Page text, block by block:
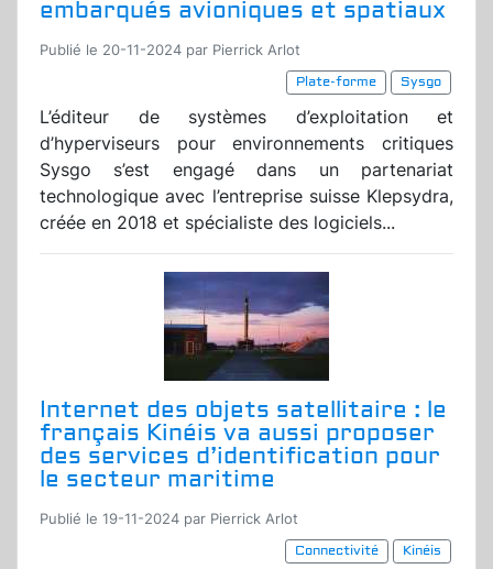
embarqués avioniques et spatiaux
Publié le 20-11-2024 par Pierrick Arlot
Plate-forme
Sysgo
L’éditeur de systèmes d’exploitation et
d’hyperviseurs pour environnements critiques
Sysgo s’est engagé dans un partenariat
technologique avec l’entreprise suisse Klepsydra,
créée en 2018 et spécialiste des logiciels...
Internet des objets satellitaire : le
français Kinéis va aussi proposer
des services d’identification pour
le secteur maritime
Publié le 19-11-2024 par Pierrick Arlot
Connectivité
Kinéis